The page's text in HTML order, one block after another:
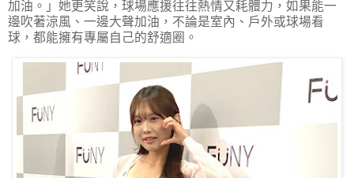
加油。」她更笑說，球場應援往往熱情又耗體力，如果能一
邊吹著涼風、一邊大聲加油，不論是室內、戶外或球場看
球，都能擁有專屬自己的舒適圈。